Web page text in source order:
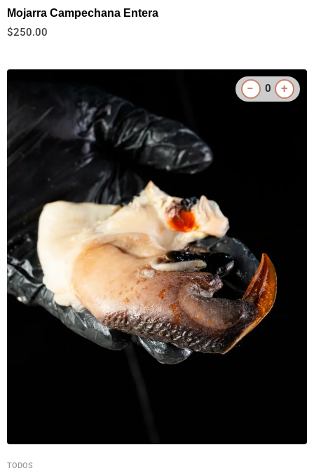
Mojarra Campechana Entera
$250.00
− 0 +
TODOS